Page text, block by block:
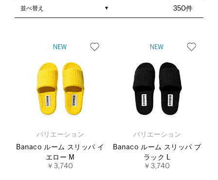
350件
並べ替え
バリエーション
Banaco ルーム スリッパ イ
エロー M
￥3,740
バリエーション
Banaco ルーム スリッパ ブ
ラック L
￥3,740